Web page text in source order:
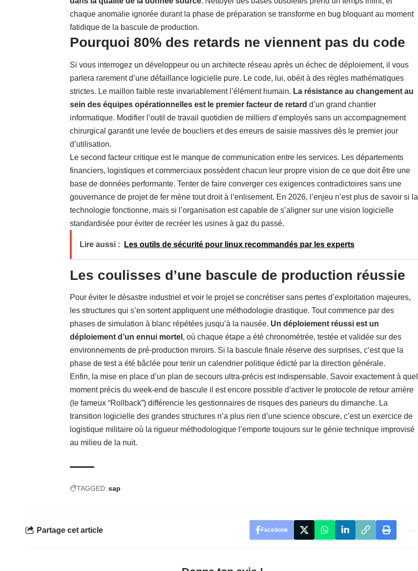
chaque anomalie ignorée durant la phase de préparation se transforme en bug bloquant au moment
fatidique de la bascule de production.
Pourquoi 80% des retards ne viennent pas du code
Si vous interrogez un développeur ou un architecte réseau après un échec de déploiement, il vous
parlera rarement d’une défaillance logicielle pure. Le code, lui, obéit à des règles mathématiques
strictes. Le maillon faible reste invariablement l’élément humain. La résistance au changement au
sein des équipes opérationnelles est le premier facteur de retard d’un grand chantier
informatique. Modifier l’outil de travail quotidien de milliers d’employés sans un accompagnement
chirurgical garantit une levée de boucliers et des erreurs de saisie massives dès le premier jour
d’utilisation.
Le second facteur critique est le manque de communication entre les services. Les départements
financiers, logistiques et commerciaux possèdent chacun leur propre vision de ce que doit être une
base de données performante. Tenter de faire converger ces exigences contradictoires sans une
gouvernance de projet de fer mène tout droit à l’enlisement. En 2026, l’enjeu n’est plus de savoir si la
technologie fonctionne, mais si l’organisation est capable de s’aligner sur une vision logicielle
standardisée pour éviter de recréer les usines à gaz du passé.
Lire aussi : Les outils de sécurité pour linux recommandés par les experts
Les coulisses d’une bascule de production réussie
Pour éviter le désastre industriel et voir le projet se concrétiser sans pertes d’exploitation majeures,
les structures qui s’en sortent appliquent une méthodologie drastique. Tout commence par des
phases de simulation à blanc répétées jusqu’à la nausée. Un déploiement réussi est un
déploiement d’un ennui mortel , où chaque étape a été chronométrée, testée et validée sur des
environnements de pré-production miroirs. Si la bascule finale réserve des surprises, c’est que la
phase de test a été bâclée pour tenir un calendrier politique édicté par la direction générale.
Enfin, la mise en place d’un plan de secours ultra-précis est indispensable. Savoir exactement à quel
moment précis du week-end de bascule il est encore possible d’activer le protocole de retour arrière
(le fameux “Rollback”) différencie les gestionnaires de risques des parieurs du dimanche. La
transition logicielle des grandes structures n’a plus rien d’une science obscure, c’est un exercice de
logistique militaire où la rigueur méthodologique l’emporte toujours sur le génie technique improvisé
au milieu de la nuit.
TAGGED: sap
Partage cet article Facebook